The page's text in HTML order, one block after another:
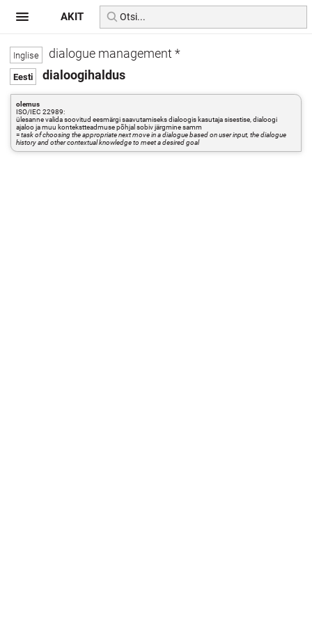
dialogue management *
dialoogihaldus
olemus
ISO/IEC 22989:
ülesanne valida soovitud eesmärgi saavutamiseks dialoogis kasutaja sisestise, dialoogi
ajaloo ja muu kontekstteadmuse põhjal sobiv järgmine samm
=task of choosing the appropriate next move in a dialogue based on user input, the dialogue
history and other contextual knowledge to meet a desired goal
AKIT